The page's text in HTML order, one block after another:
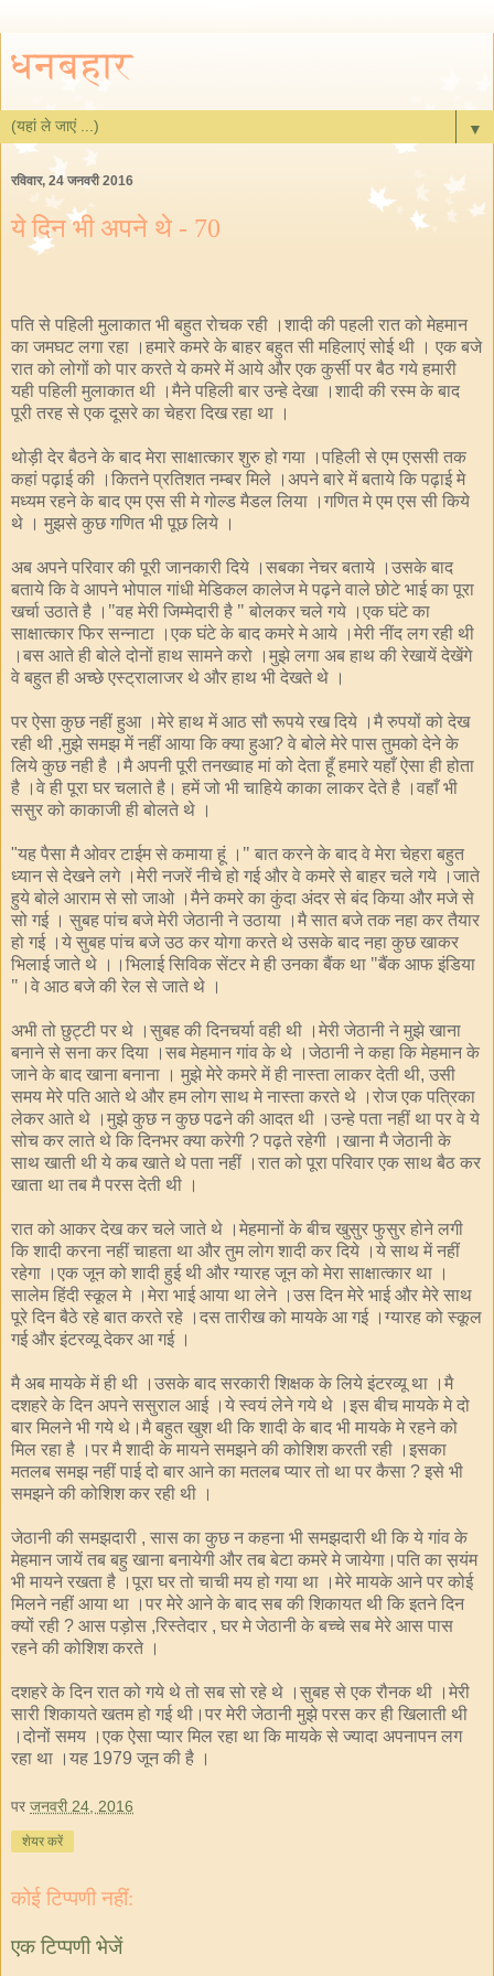
धनबहार
▼
रविवार, 24 जनवरी 2016
ये दिन भी अपने थे - 70
पति से पहिली मुलाकात भी बहुत रोचक रही ।शादी की पहली रात को मेहमान
का जमघट लगा रहा ।हमारे कमरे के बाहर बहुत सी महिलाएं सोई थी । एक बजे
रात को लोगों को पार करते ये कमरे में आये और एक कुर्सी पर बैठ गये हमारी
यही पहिली मुलाकात थी ।मैने पहिली बार उन्हे देखा ।शादी की रस्म के बाद
पूरी तरह से एक दूसरे का चेहरा दिख रहा था ।
थोड़ी देर बैठने के बाद मेरा साक्षात्कार शुरु हो गया ।पहिली से एम एससी तक
कहां पढ़ाई की ।कितने प्रतिशत नम्बर मिले ।अपने बारे में बताये कि पढ़ाई मे
मध्यम रहने के बाद एम एस सी मे गोल्ड मैडल लिया ।गणित मे एम एस सी किये
थे । मुझसे कुछ गणित भी पूछ लिये ।
अब अपने परिवार की पूरी जानकारी दिये ।सबका नेचर बताये ।उसके बाद
बताये कि वे आपने भोपाल गांधी मेडिकल कालेज मे पढ़ने वाले छोटे भाई का पूरा
खर्चा उठाते है ।"वह मेरी जिम्मेदारी है " बोलकर चले गये ।एक घंटे का
साक्षात्कार फिर सन्नाटा ।एक घंटे के बाद कमरे मे आये ।मेरी नींद लग रही थी
।बस आते ही बोले दोनों हाथ सामने करो ।मुझे लगा अब हाथ की रेखायें देखेंगे
वे बहुत ही अच्छे एस्ट्रालाजर थे और हाथ भी देखते थे ।
पर ऐसा कुछ नहीं हुआ ।मेरे हाथ में आठ सौ रूपये रख दिये ।मै रुपयों को देख
रही थी ,मुझे समझ में नहीं आया कि क्या हुआ? वे बोले मेरे पास तुमको देने के
लिये कुछ नही है ।मै अपनी पूरी तनख्वाह मां को देता हूँ हमारे यहाँ ऐसा ही होता
है ।वे ही पूरा घर चलाते है। हमें जो भी चाहिये काका लाकर देते है ।वहाँ भी
ससुर को काकाजी ही बोलते थे ।
"यह पैसा मै ओवर टाईम से कमाया हूं ।" बात करने के बाद वे मेरा चेहरा बहुत
ध्यान से देखने लगे ।मेरी नजरें नीचे हो गई और वे कमरे से बाहर चले गये ।जाते
हुये बोले आराम से सो जाओ ।मैने कमरे का कुंदा अंदर से बंद किया और मजे से
सो गई । सुबह पांच बजे मेरी जेठानी ने उठाया ।मै सात बजे तक नहा कर तैयार
हो गई ।ये सुबह पांच बजे उठ कर योगा करते थे उसके बाद नहा कुछ खाकर
भिलाई जाते थे ।।भिलाई सिविक सेंटर मे ही उनका बैंक था "बैंक आफ इंडिया
"।वे आठ बजे की रेल से जाते थे ।
अभी तो छुट्टी पर थे ।सुबह की दिनचर्या वही थी ।मेरी जेठानी ने मुझे खाना
बनाने से सना कर दिया ।सब मेहमान गांव के थे ।जेठानी ने कहा कि मेहमान के
जाने के बाद खाना बनाना । मुझे मेरे कमरे में ही नास्ता लाकर देती थी, उसी
समय मेरे पति आते थे और हम लोग साथ मे नास्ता करते थे ।रोज एक पत्रिका
लेकर आते थे ।मुझे कुछ न कुछ पढने की आदत थी ।उन्हे पता नहीं था पर वे ये
सोच कर लाते थे कि दिनभर क्या करेगी ? पढ़ते रहेगी ।खाना मै जेठानी के
साथ खाती थी ये कब खाते थे पता नहीं ।रात को पूरा परिवार एक साथ बैठ कर
खाता था तब मै परस देती थी ।
रात को आकर देख कर चले जाते थे ।मेहमानों के बीच खुसुर फुसुर होने लगी
कि शादी करना नहीं चाहता था और तुम लोग शादी कर दिये ।ये साथ में नहीं
रहेगा ।एक जून को शादी हुई थी और ग्यारह जून को मेरा साक्षात्कार था ।
सालेम हिंदी स्कूल मे ।मेरा भाई आया था लेने ।उस दिन मेरे भाई और मेरे साथ
पूरे दिन बैठे रहे बात करते रहे ।दस तारीख को मायके आ गई ।ग्यारह को स्कूल
गई और इंटरव्यू देकर आ गई ।
मै अब मायके में ही थी ।उसके बाद सरकारी शिक्षक के लिये इंटरव्यू था ।मै
दशहरे के दिन अपने ससुराल आई ।ये स्वयं लेने गये थे ।इस बीच मायके मे दो
बार मिलने भी गये थे।मै बहुत खुश थी कि शादी के बाद भी मायके मे रहने को
मिल रहा है ।पर मै शादी के मायने समझने की कोशिश करती रही ।इसका
मतलब समझ नहीं पाई दो बार आने का मतलब प्यार तो था पर कैसा ? इसे भी
समझने की कोशिश कर रही थी ।
जेठानी की समझदारी , सास का कुछ न कहना भी समझदारी थी कि ये गांव के
मेहमान जायें तब बहु खाना बनायेगी और तब बेटा कमरे मे जायेगा।पति का स़यंम
भी मायने रखता है ।पूरा घर तो चाची मय हो गया था ।मेरे मायके आने पर कोई
मिलने नहीं आया था ।पर मेरे आने के बाद सब की शिकायत थी कि इतने दिन
क्यों रही ? आस पड़ोस ,रिस्तेदार , घर मे जेठानी के बच्चे सब मेरे आस पास
रहने की कोशिश करते ।
दशहरे के दिन रात को गये थे तो सब सो रहे थे ।सुबह से एक रौनक थी ।मेरी
सारी शिकायते खतम हो गई थी।पर मेरी जेठानी मुझे परस कर ही खिलाती थी
।दोनों समय ।एक ऐसा प्यार मिल रहा था कि मायके से ज्यादा अपनापन लग
रहा था ।यह 1979 जून की है ।
पर जनवरी 24, 2016
शेयर करें
कोई टिप्पणी नहीं:
एक टिप्पणी भेजें